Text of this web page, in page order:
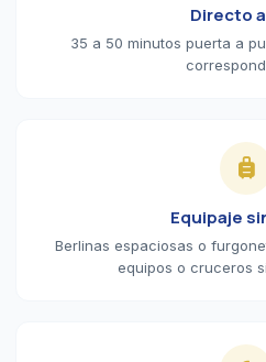
Directo
35 a 50 minutos puerta a
Equipaje
Berlinas espaciosas o
equipos o cruceros